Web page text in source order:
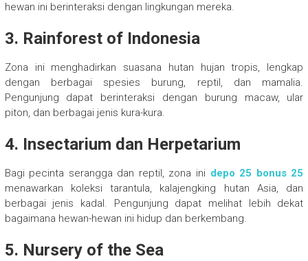
hewan ini berinteraksi dengan lingkungan mereka.
3. Rainforest of Indonesia
Zona ini menghadirkan suasana hutan hujan tropis, lengkap
dengan berbagai spesies burung, reptil, dan mamalia.
Pengunjung dapat berinteraksi dengan burung macaw, ular
piton, dan berbagai jenis kura-kura.
4. Insectarium dan Herpetarium
Bagi pecinta serangga dan reptil, zona ini depo 25 bonus 25
menawarkan koleksi tarantula, kalajengking hutan Asia, dan
berbagai jenis kadal. Pengunjung dapat melihat lebih dekat
bagaimana hewan-hewan ini hidup dan berkembang.
5. Nursery of the Sea